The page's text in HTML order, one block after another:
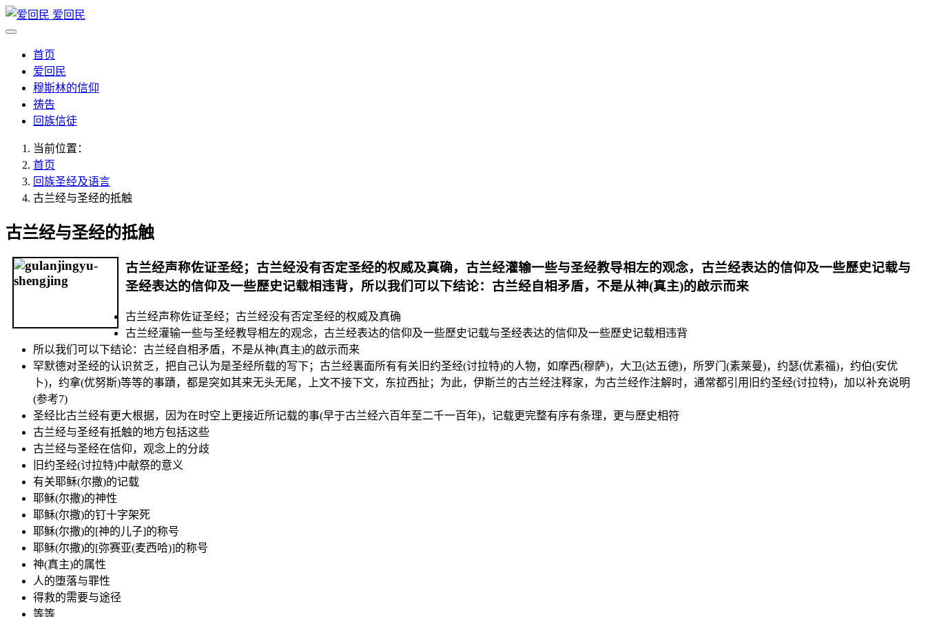
爱回民
首页
爱回民
穆斯林的信仰
祷告
回族信徒
当前位置：
首页
回族圣经及语言
古兰经与圣经的抵触
古兰经与圣经的抵触
古兰经声称佐证圣经；古兰经没有否定圣经的权威及真确，古兰经灌输一些与圣经教导相左的观念，古兰经表达的信仰及一些歷史记载与
圣经表达的信仰及一些歷史记载相违背，所以我们可以下结论：古兰经自相矛盾，不是从神(真主)的啟示而来
古兰经声称佐证圣经；古兰经没有否定圣经的权威及真确
古兰经灌输一些与圣经教导相左的观念，古兰经表达的信仰及一些歷史记载与圣经表达的信仰及一些歷史记载相违背
所以我们可以下结论：古兰经自相矛盾，不是从神(真主)的啟示而来
罕默德对圣经的认识贫乏，把自己认为是圣经所载的写下；古兰经裏面所有有关旧约圣经(讨拉特)的人物，如摩西(穆萨)，大卫(达五德)，所罗门(素莱曼)，约瑟(优素福)，约伯(安优
卜)，约拿(优努斯)等等的事蹟，都是突如其来无头无尾，上文不接下文，东拉西扯；为此，伊斯兰的古兰经注释家，为古兰经作注解时，通常都引用旧约圣经(讨拉特)，加以补充说明
(参考7)
圣经比古兰经有更大根据，因为在时空上更接近所记载的事(早于古兰经六百年至二千一百年)，记载更完整有序有条理，更与歷史相符
古兰经与圣经有抵触的地方包括这些
古兰经与圣经在信仰，观念上的分歧
旧约圣经(讨拉特)中献祭的意义
有关耶稣(尔撒)的记载
耶稣(尔撒)的神性
耶稣(尔撒)的钉十字架死
耶稣(尔撒)的[神的儿子]的称号
耶稣(尔撒)的[弥赛亚(麦西哈)]的称号
神(真主)的属性
人的堕落与罪性
得救的需要与途径
等等